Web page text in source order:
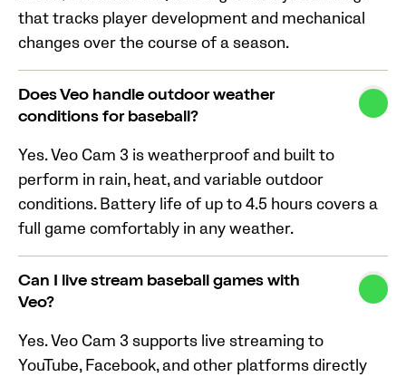
that tracks player development and mechanical
changes over the course of a season.
Does Veo handle outdoor weather
conditions for baseball?
Yes. Veo Cam 3 is weatherproof and built to
perform in rain, heat, and variable outdoor
conditions. Battery life of up to 4.5 hours covers a
full game comfortably in any weather.
Can I live stream baseball games with
Veo?
Yes. Veo Cam 3 supports live streaming to
YouTube, Facebook, and other platforms directly